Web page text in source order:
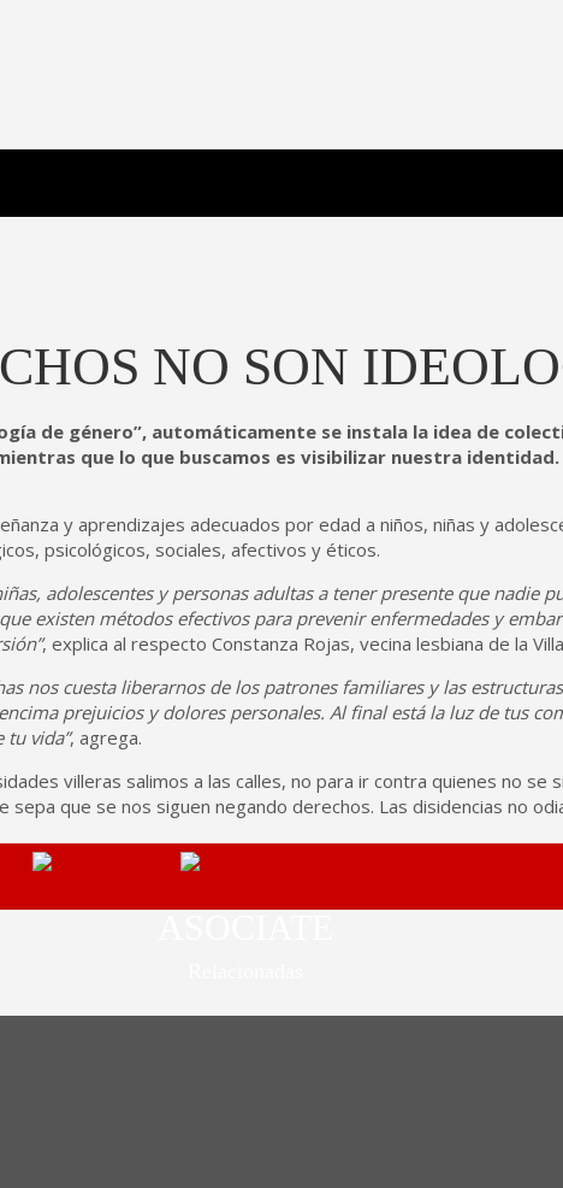
NO SON
de género”, automáticamente se instala la idea de
que lo que buscamos es visibilizar nuestra identidad.
y aprendizajes adecuados por edad a niños, niñas y
psicológicos, sociales, afectivos y éticos.
adolescentes y personas adultas a tener presente que nadie
existen métodos efectivos para prevenir enfermedades y
, explica al respecto Constanza Rojas, vecina lesbiana de la
nos cuesta liberarnos de los patrones familiares y las
prejuicios y dolores personales. Al final está la luz de tus
tu vida”, agrega.
villeras salimos a las calles, no para ir contra quienes no
que se nos siguen negando derechos. Las disidencias no